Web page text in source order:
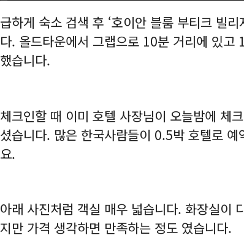
급하게 숙소 검색 후 ‘호이안 블룸 부티크 빌리
다. 올드타운에서 그랩으로 10분 거리에 있고
했습니다.
체크인할 때 이미 호텔 사장님이 오늘밤에 체
셨습니다. 많은 한국사람들이 0.5박 호텔로 예
요.
아래 사진처럼 객실 매우 넓습니다. 화장실이
지만 가격 생각하면 만족하는 정도 였습니다.